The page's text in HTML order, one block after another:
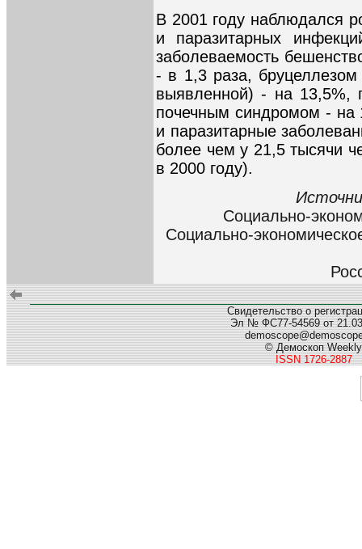
В 2001 году наблюдался
и паразитарных
заболеваемость
- в 1,3 раза,
выявленной) - на 13,5%,
почечным синдромом - на
и паразитарные
более чем у 21,5 тысячи
в 2000 году).
Социально-
Социально-
Свидетельство о
Эл № ФС77-54569 от
© Демоскоп Weekly
ISSN 1726-2887